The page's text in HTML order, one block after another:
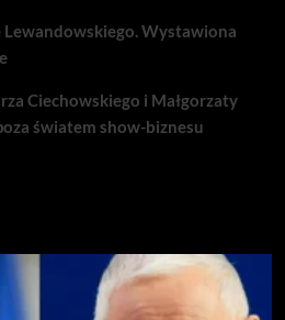
Lewandowskiego. Wystawiona
Ciechowskiego i Małgorzaty
światem show-biznesu